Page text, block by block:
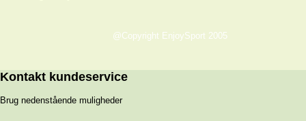
@Copyright EnjoySport 2005
Kontakt kundeservice
Brug nedenstående muligheder